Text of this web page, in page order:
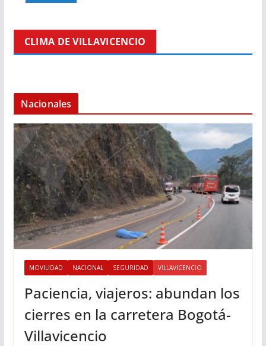
CLIMA DE VILLAVICENCIO
Nacionales
MOVILIDAD NACIONAL SEGURIDAD VILLAVICENCIO
Paciencia, viajeros: abundan los
cierres en la carretera Bogotá-
Villavicencio